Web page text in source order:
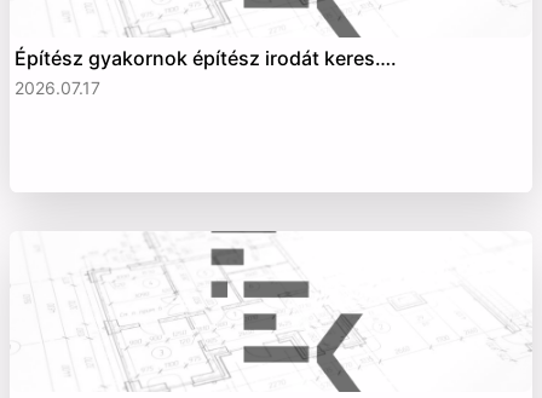
Építész gyakornok építész irodát keres….
2026.07.17